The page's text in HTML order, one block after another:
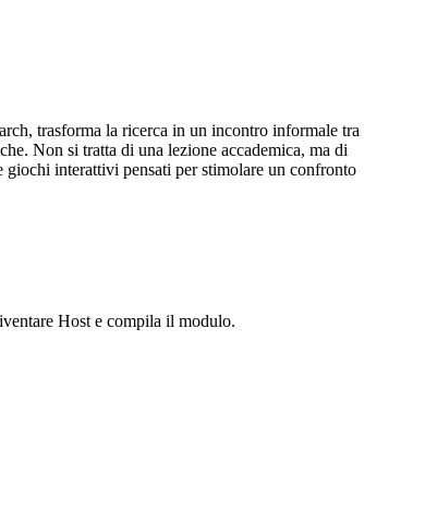
trasforma la ricerca in un incontro informale tra
Non si tratta di una lezione accademica, ma di
interattivi pensati per stimolare un confronto
Host e compila il modulo.